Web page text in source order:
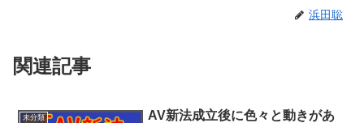
浜田聡
関連記事
未分類
AV新法成立後に色々と動きがあ